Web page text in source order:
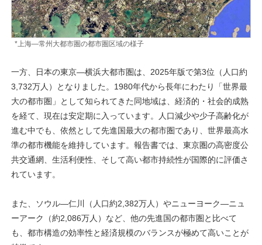
*上海―常州大都市圏の都市圏区域の様子
一方、日本の東京―横浜大都市圏は、2025年版で第3位（人口約
3,732万人）となりました。1980年代から長年にわたり「世界最
大の都市圏」として知られてきた同地域は、経済的・社会的成熟
を経て、現在は安定期に入っています。人口減少や少子高齢化が
進む中でも、依然として先進国最大の都市圏であり、世界最高水
準の都市機能を維持しています。報告書では、東京圏の高密度公
共交通網、生活利便性、そして高い都市持続性が国際的に評価さ
れています。
また、ソウル―仁川（人口約2,382万人）やニューヨーク―ニュ
ーアーク（約2,086万人）など、他の先進国の都市圏と比べて
も、都市構造の効率性と経済規模のバランスが極めて高いことが